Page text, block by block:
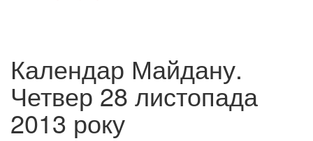
Календар Майдану.
Четвер 28 листопада
2013 року